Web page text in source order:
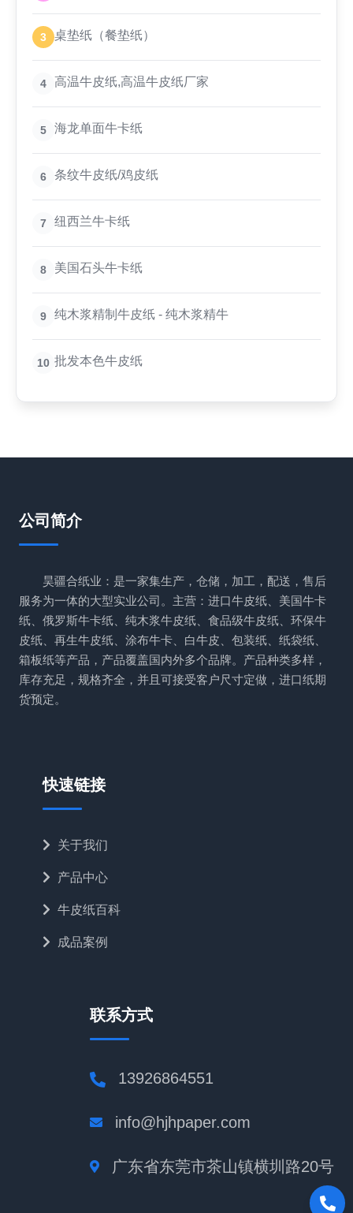
3 桌垫纸（餐垫纸）
4 高温牛皮纸,高温牛皮纸厂家
5 海龙单面牛卡纸
6 条纹牛皮纸/鸡皮纸
7 纽西兰牛卡纸
8 美国石头牛卡纸
9 纯木浆精制牛皮纸 - 纯木浆精牛
10 批发本色牛皮纸
公司简介
昊疆合纸业：是一家集生产，仓储，加工，配送，售后
服务为一体的大型实业公司。主营：进口牛皮纸、美国牛卡
纸、俄罗斯牛卡纸、纯木浆牛皮纸、食品级牛皮纸、环保牛
皮纸、再生牛皮纸、涂布牛卡、白牛皮、包装纸、纸袋纸、
箱板纸等产品，产品覆盖国内外多个品牌。产品种类多样，
库存充足，规格齐全，并且可接受客户尺寸定做，进口纸期
货预定。
快速链接
关于我们
产品中心
牛皮纸百科
成品案例
联系方式
13926864551
info@hjhpaper.com
广东省东莞市茶山镇横圳路20号